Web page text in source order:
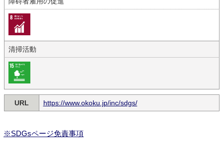
清掃活動
URL https://www.okoku.jp/inc/sdgs/
※SDGsページ免責事項